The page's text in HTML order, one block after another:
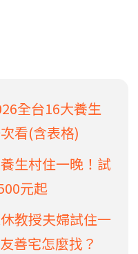
全台16大養生
看(含表格)
生村住一晚！試
元起
教授夫婦試住一
善宅怎麼找？